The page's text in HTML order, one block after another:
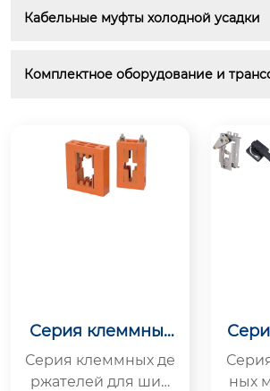
Кабельные муфты холодной усадки
Комплектное оборудование и
Серия клеммных
держателей для
шины
Серия клеммных де
ржателей для шин
ных